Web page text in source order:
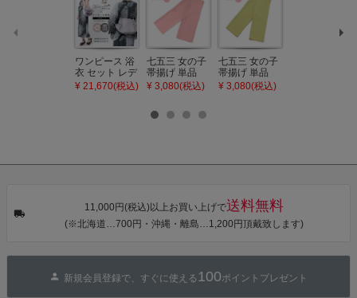
ワンピース 浴
衣 セット レデ
ィース 吸水速
タン・夜の葉
カシュクール
ワンピース 簡
単着付け 大人
¥ 21,670(税込)
七五三 女の子
帯揚げ 単品
「灰桃色」日
びあげ 和装 着
【メール便不
¥ 3,080(税込)
七五三 女の子
帯揚げ 単品
「若葉色」日
【メール便不
¥ 3,080(税込)
【メール便不
11,000円(税込)以上お買い上げで送料無料
(※北海道…700円・沖縄・離島…1,200円頂戴致します)
新規会員登録で、すぐに使える 100ポイントプレゼント